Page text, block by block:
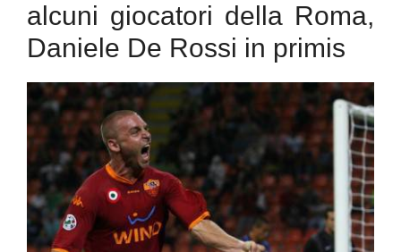
alcuni giocatori della Roma,
Daniele De Rossi in primis